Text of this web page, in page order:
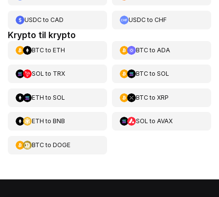
USDCto CAD USDCtoCHF
Krypto til krypto
BTCto ETH BTCto ADA
SOL to TRX BTCto SOL
ETH to SOL BTCto XRP
ETH to BNB SOL to AVAX
BTCto DOGE